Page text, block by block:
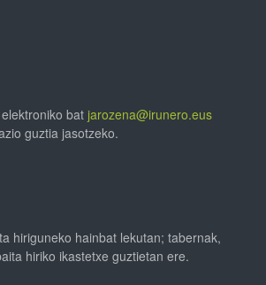
bat jarozena@irunero.eus
guztia jasotzeko.
hiriguneko hainbat lekutan; tabernak,
hiriko ikastetxe guztietan ere.